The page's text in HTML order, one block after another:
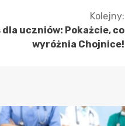
Kolejny:
uczniów: Pokażcie, co
wyróżnia Chojnice!